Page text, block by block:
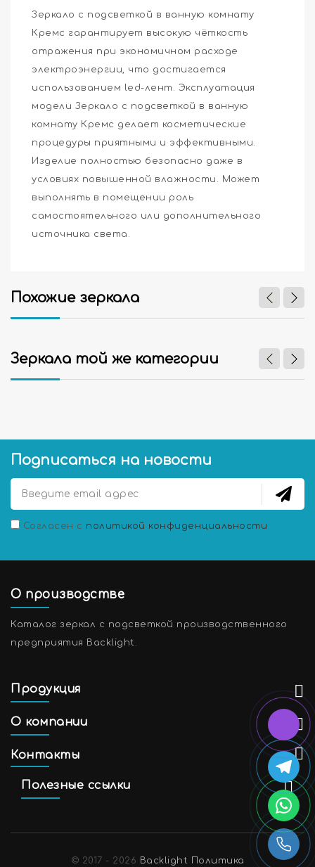
Зеркало с подсветкой в ванную комнату
Кремс гарантирует высокую чёткость
отражения при экономичном расходе
электроэнергии, что достигается
использованием led-лент. Эксплуатация
модели Зеркало с подсветкой в ванную
комнату Кремс делает косметические
процедуры приятными и эффективными.
Изделие полностью безопасно даже в
условиях повышенной влажности. Может
выполнять в помещении роль
самостоятельного или дополнительного
источника света.
Похожие зеркала
Зеркала той же категории
Подписаться на новости
Согласен с политикой конфиденциальности
О производстве
Каталог зеркал с подсветкой производственного
предприятия Backlight.
Продукция
О компании
Контакты
Полезные ссылки
© 2017 - 2026 Backlight Политика